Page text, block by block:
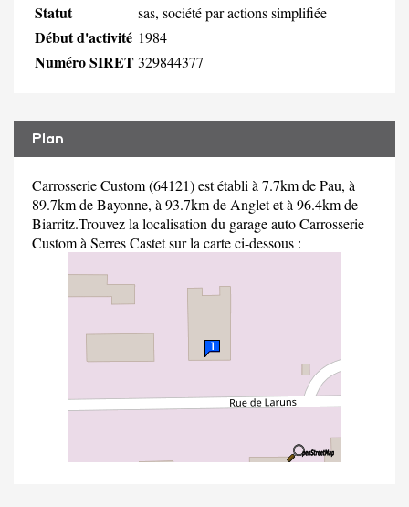
Statut sas, société par actions simplifiée
Début d'activité 1984
Numéro SIRET329844377
Plan
Carrosserie Custom (64121) est établi à 7.7km de Pau, à
89.7km de Bayonne, à 93.7km de Anglet et à 96.4km de
Biarritz.Trouvez la localisation du garage auto Carrosserie
Custom à Serres Castet sur la carte ci-dessous :